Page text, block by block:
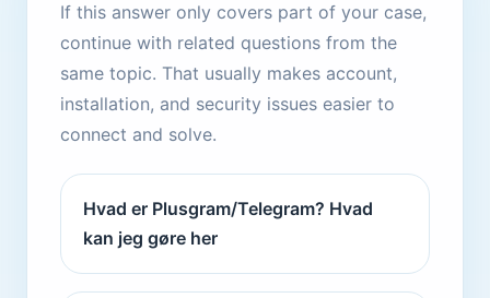
If this answer only covers part of your case,
continue with related questions from the
same topic. That usually makes account,
installation, and security issues easier to
connect and solve.
Hvad er Plusgram/Telegram? Hvad
kan jeg gøre her